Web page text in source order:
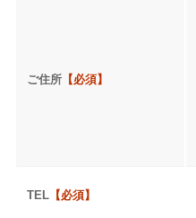
ご住所 【必須】
TEL 【必須】